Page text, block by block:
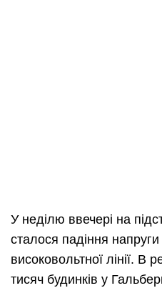
У неділю ввечері на
сталося падіння
високовольтної лінії. В
тисяч будинків у